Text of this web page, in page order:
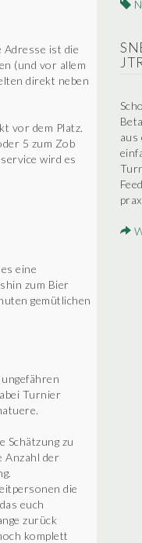
aus
Adresse ist die
(und vor allem
direkt neben
vor dem Platz.
5 zum Zob
wird es
eine
zum Bier
gemütlichen
Turnier
Schätzung zu
Anzahl der
die
euch
zurück
komplett